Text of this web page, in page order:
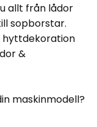
allt från lådor
sopborstar.
hyttdekoration
&
maskinmodell?